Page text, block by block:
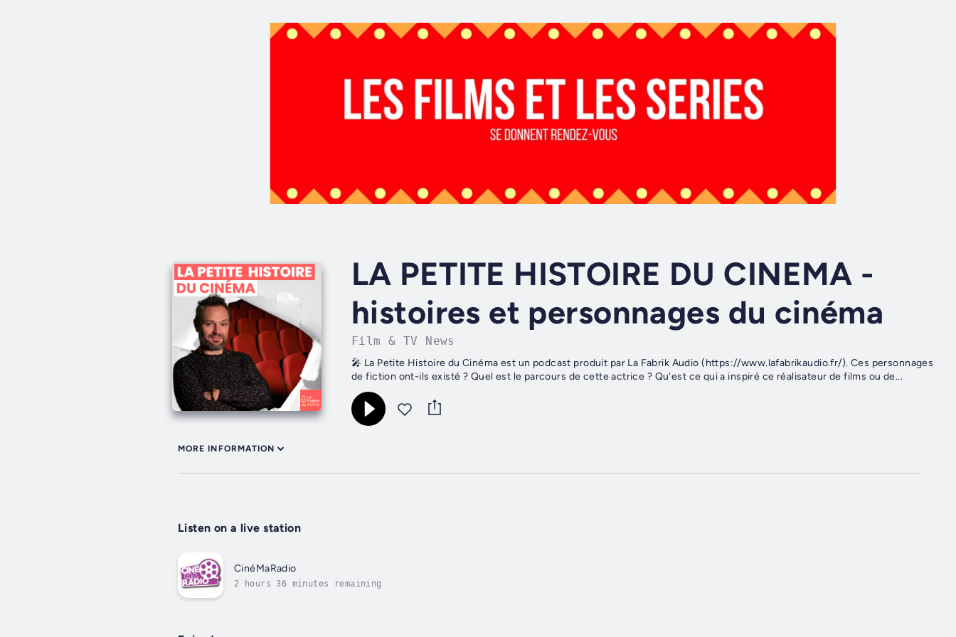
LA PETITE HISTOIRE DU CINEMA -
histoires et personnages du cinéma
Film & TV News
🎤 La Petite Histoire du Cinéma est un podcast produit par La Fabrik Audio (https://www.lafabrikaudio.fr/). Ces personnages
de fiction ont-ils existé ? Quel est le parcours de cette actrice ? Qu'est ce qui a inspiré ce réalisateur de films ou de...
MORE INFORMATION
Listen on a live station
CinéMaRadio
2 hours 36 minutes remaining